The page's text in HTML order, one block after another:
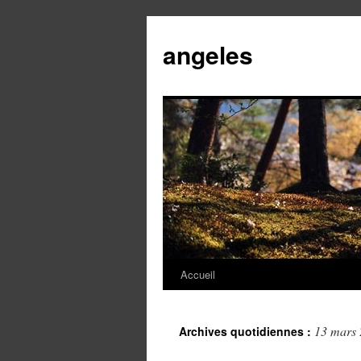
angeles
Aller
contenu
Accueil
Archives quotidiennes : 13 mars